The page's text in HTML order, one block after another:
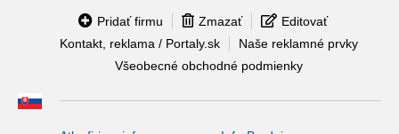
Pridať firmu Zmazať
Editovať
Kontakt, reklama / Portaly.sk
Naše reklamné prvky
Všeobecné obchodné podmienky